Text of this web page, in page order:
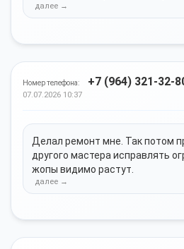
Номер телефона: +7 (964) 321-32-
07.07.2026 10:37
Делал ремонт мне. Так потом
другого мастера исправлять
жопы видимо растут.